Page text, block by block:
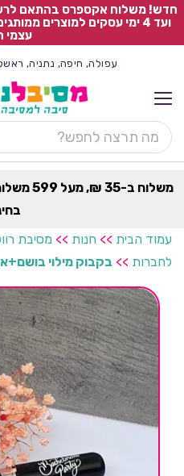
ועד 4 ימי עסקים למוצרים
עצמי
עפולה, חיפה, נתניה,
משלוח
עמוד הבית >> חנות >> מסיבת
לחברות >> בקבוק מילוי